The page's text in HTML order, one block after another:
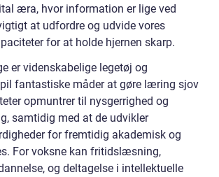
æra, hvor information er lige ved
at udfordre og udvide vores
for at holde hjernen skarp.
er videnskabelige legetøj og
fantastiske måder at gøre læring sjov
opmuntrer til nysgerrighed og
samtidig med at de udvikler
for fremtidig akademisk og
For voksne kan fritidslæsning,
og deltagelse i intellektuelle